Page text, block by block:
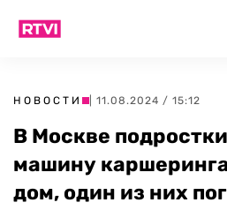
НОВОСТИ | 11.08.2024 / 15:12
В Москве
машину
дом, один из них